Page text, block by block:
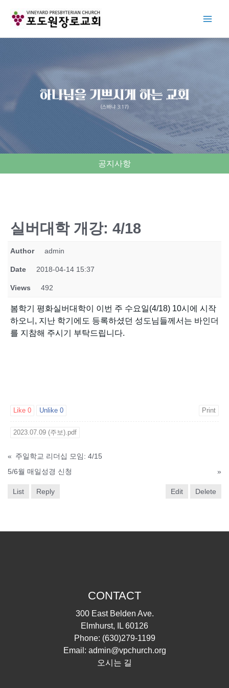
공지사항
실버대학 개강: 4/18
Author admin
Date 2018-04-14 15:37
Views 492
봄학기 평화실버대학이 이번 주 수요일(4/18) 10시에 시작
하오니, 지난 학기에도 등록하셨던 성도님들께서는 바인더
를 지참해 주시기 부탁드립니다.
Like 0 Unlike 0 Print
2023.07.09 (주보).pdf
« 주일학교 리더십 모임: 4/15
5/6월 매일성경 신청
»
List Reply Edit Delete
CONTACT
300 East Belden Ave.
Elmhurst, IL 60126
Phone: (630)279-1199
Email: admin@vpchurch.org
오시는 길